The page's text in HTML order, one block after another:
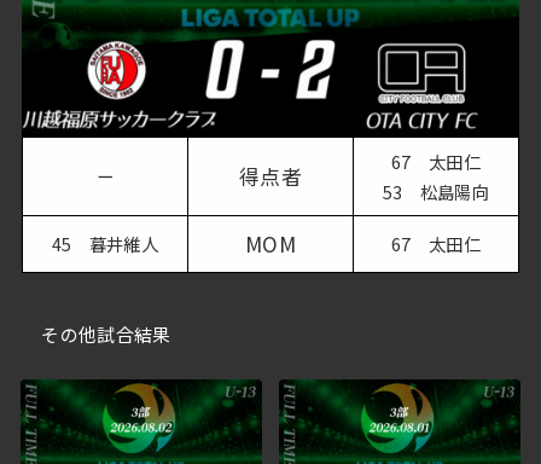
ー 得点者
67 太田仁
53 松島陽向
45 暮井維人 MOM 67 太田仁
その他試合結果